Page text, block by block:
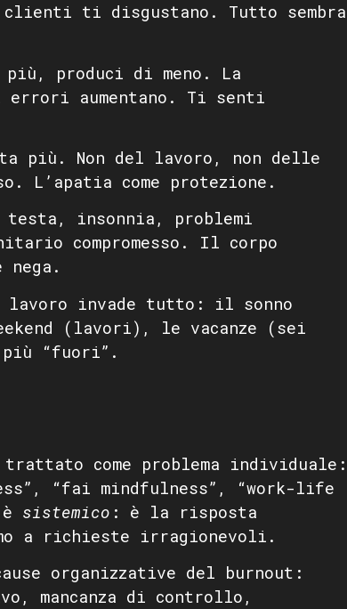
ti disgustano. Tutto sembra
produci di meno. La
errori aumentano. Ti senti
più. Non del lavoro, non delle
L’apatia come protezione.
testa, insonnia, problemi
compromesso. Il corpo
nega.
invade tutto: il sonno
(lavori), le vacanze (sei
“fuori”.
come problema individuale:
“fai mindfulness”, “work-life
sistemico : è la risposta
a richieste irragionevoli.
organizzative del burnout:
mancanza di controllo,